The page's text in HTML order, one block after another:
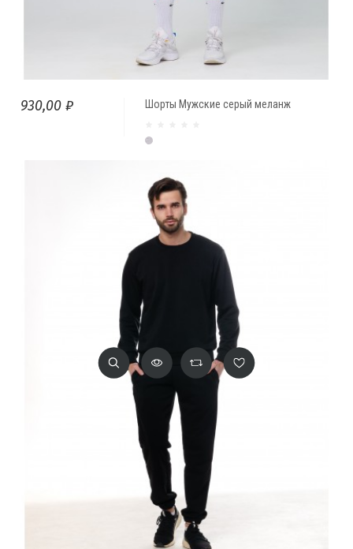
Шорты Мужские серый меланж
930,00 ₽
Серый меланж